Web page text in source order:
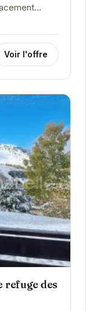
de ski et
Voir l'offre
refuge des